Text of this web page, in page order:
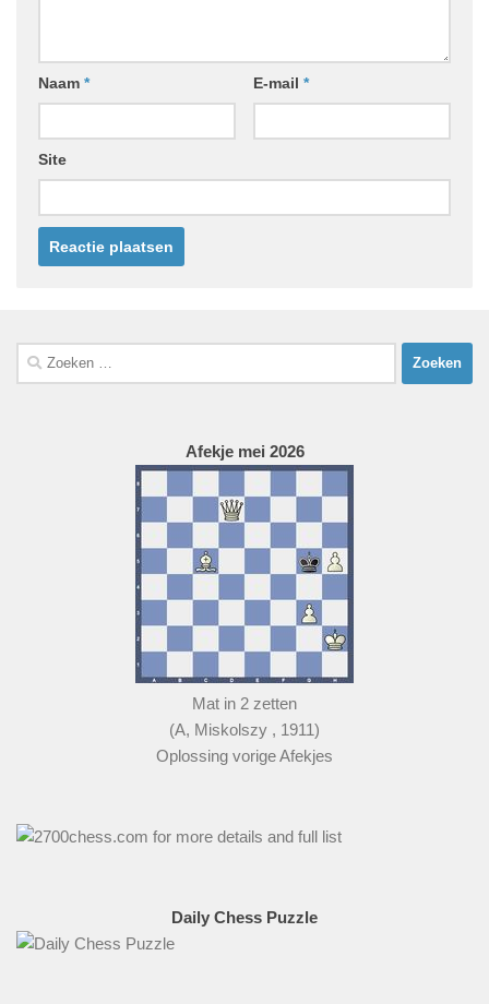
Naam * E-mail *
Site
Zoeken
naar:
Afekje mei 2026
Mat in 2 zetten
(A, Miskolszy , 1911)
Oplossing vorige Afekjes
Daily Chess Puzzle